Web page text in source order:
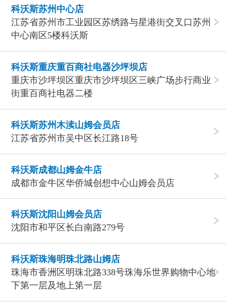
科沃斯苏州中心店
江苏省苏州市工业园区苏绣路与星港街交叉口苏州
中心南区5楼科沃斯
科沃斯重庆重百商社电器沙坪坝店
重庆市沙坪坝区重庆市沙坪坝区三峡广场步行商业
街重百商社电器二楼
科沃斯苏州木渎山姆会员店
江苏省苏州市吴中区长江路18号
科沃斯成都山姆金牛店
成都市金牛区华侨城创想中心山姆会员店
科沃斯沈阳山姆会员店
沈阳市和平区长白南路279号
科沃斯珠海明珠北路山姆店
珠海市香洲区明珠北路338号珠海乐世界购物中心地
下第一层及地上第一层